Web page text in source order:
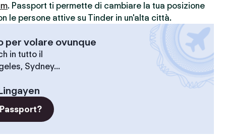
. Passport ti permette di cambiare la tua posizione
le persone attive su Tinder in un'alta città.
per volare ovunque
in tutto il
Sydney...